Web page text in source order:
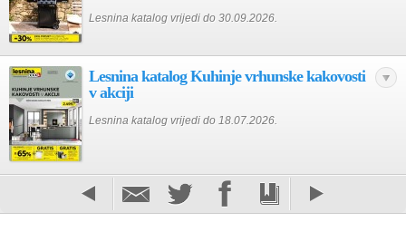
Lesnina katalog vrijedi do 30.09.2026.
Lesnina katalog Kuhinje vrhunske kakovosti
v akciji
Lesnina katalog vrijedi do 18.07.2026.